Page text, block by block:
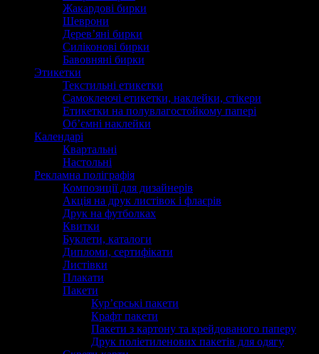
Жакардові бирки
Шеврони
Дерев’яні бирки
Силіконові бирки
Бавовняні бирки
Этикетки
Текстильні етикетки
Самоклеючі етикетки, наклейки, стікери
Етикетки на полувлагостойкому папері
Об’ємні наклейки
Календарі
Квартальні
Настольні
Рекламна поліграфія
Композиції для дизайнерів
Акція на друк листівок і флаєрів
Друк на футболках
Квитки
Буклети, каталоги
Дипломи, сертифікати
Листівки
Плакати
Пакети
Кур’єрські пакети
Крафт пакети
Пакети з картону та крейдованого паперу
Друк поліетиленових пакетів для одягу